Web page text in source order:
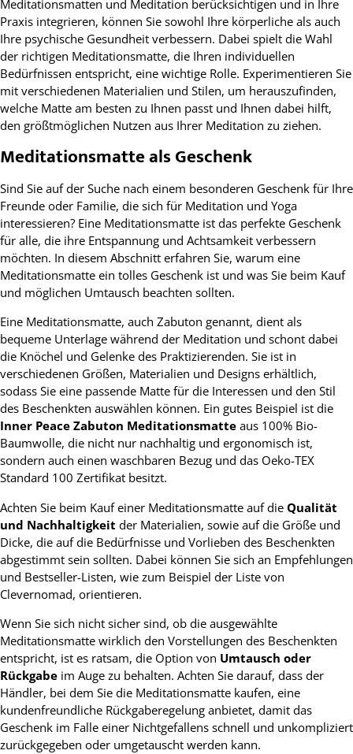
Meditationsmatten und Meditation berücksichtigen und in Ihre
Praxis integrieren, können Sie sowohl Ihre körperliche als auch
Ihre psychische Gesundheit verbessern. Dabei spielt die Wahl
der richtigen Meditationsmatte, die Ihren individuellen
Bedürfnissen entspricht, eine wichtige Rolle. Experimentieren Sie
mit verschiedenen Materialien und Stilen, um herauszufinden,
welche Matte am besten zu Ihnen passt und Ihnen dabei hilft,
den größtmöglichen Nutzen aus Ihrer Meditation zu ziehen.
Meditationsmatte als Geschenk
Sind Sie auf der Suche nach einem besonderen Geschenk für Ihre
Freunde oder Familie, die sich für Meditation und Yoga
interessieren? Eine Meditationsmatte ist das perfekte Geschenk
für alle, die ihre Entspannung und Achtsamkeit verbessern
möchten. In diesem Abschnitt erfahren Sie, warum eine
Meditationsmatte ein tolles Geschenk ist und was Sie beim Kauf
und möglichen Umtausch beachten sollten.
Eine Meditationsmatte, auch Zabuton genannt, dient als
bequeme Unterlage während der Meditation und schont dabei
die Knöchel und Gelenke des Praktizierenden. Sie ist in
verschiedenen Größen, Materialien und Designs erhältlich,
sodass Sie eine passende Matte für die Interessen und den Stil
des Beschenkten auswählen können. Ein gutes Beispiel ist die
Inner Peace Zabuton Meditationsmatte aus 100% Bio-
Baumwolle, die nicht nur nachhaltig und ergonomisch ist,
sondern auch einen waschbaren Bezug und das Oeko-TEX
Standard 100 Zertifikat besitzt.
Achten Sie beim Kauf einer Meditationsmatte auf die Qualität
und Nachhaltigkeit der Materialien, sowie auf die Größe und
Dicke, die auf die Bedürfnisse und Vorlieben des Beschenkten
abgestimmt sein sollten. Dabei können Sie sich an Empfehlungen
und Bestseller-Listen, wie zum Beispiel der Liste von
Clevernomad, orientieren.
Wenn Sie sich nicht sicher sind, ob die ausgewählte
Meditationsmatte wirklich den Vorstellungen des Beschenkten
entspricht, ist es ratsam, die Option von Umtausch oder
Rückgabe im Auge zu behalten. Achten Sie darauf, dass der
Händler, bei dem Sie die Meditationsmatte kaufen, eine
kundenfreundliche Rückgaberegelung anbietet, damit das
Geschenk im Falle einer Nichtgefallens schnell und unkompliziert
zurückgegeben oder umgetauscht werden kann.